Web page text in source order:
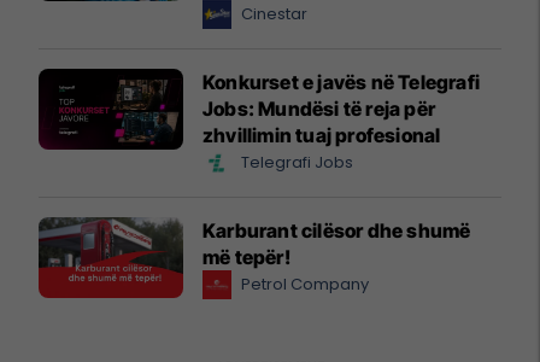
Cinestar
Konkurset e javës në Telegrafi
Jobs: Mundësi të reja për
zhvillimin tuaj profesional
Telegrafi Jobs
Karburant cilësor dhe shumë
më tepër!
Petrol Company